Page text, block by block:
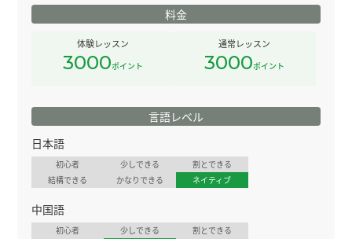
料金
体験レッスン
3000ポイント
通常レッスン
3000ポイント
言語レベル
日本語
初心者 少しできる
割とできる
結構できる
かなりできる ネイティブ
中国語
初心者 少しできる
割とできる